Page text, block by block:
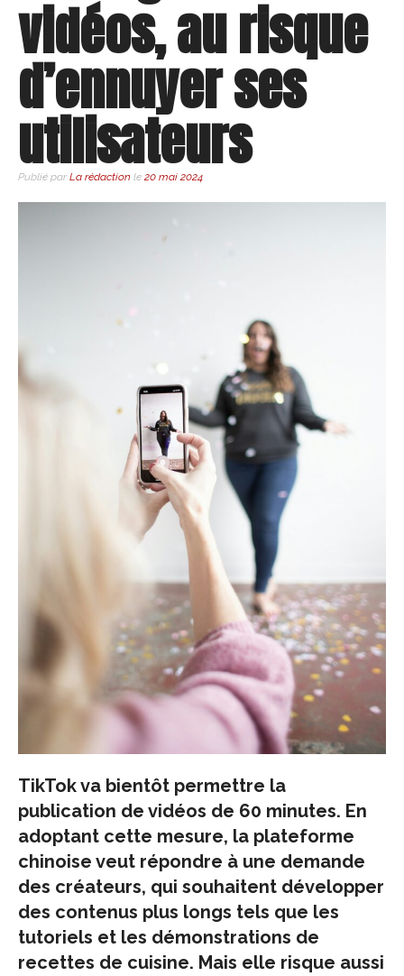
vidéos, au risque
d’ennuyer ses
utilisateurs
Publié par La rédaction le 20 mai 2024
TikTok va bientôt permettre la
publication de vidéos de 60 minutes. En
adoptant cette mesure, la plateforme
chinoise veut répondre à une demande
des créateurs, qui souhaitent développer
des contenus plus longs tels que les
tutoriels et les démonstrations de
recettes de cuisine. Mais elle risque aussi